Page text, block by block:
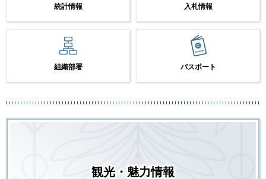
統計情報 入札情報
組織部署 パスポート
観光・魅力情報